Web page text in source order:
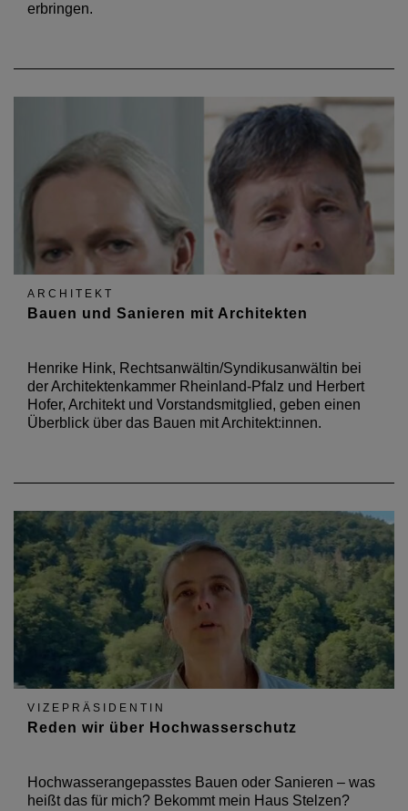
erbringen.
ARCHITEKT
Bauen und Sanieren mit Architekten
Henrike Hink, Rechtsanwältin/Syndikusanwältin bei
der Architektenkammer Rheinland-Pfalz und Herbert
Hofer, Architekt und Vorstandsmitglied, geben einen
Überblick über das Bauen mit Architekt:innen.
VIZEPRÄSIDENTIN
Reden wir über Hochwasserschutz
Hochwasserangepasstes Bauen oder Sanieren – was
heißt das für mich? Bekommt mein Haus Stelzen?